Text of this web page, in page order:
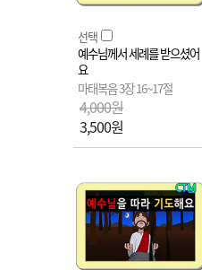
선택
예수님께서 세례를 받으셨어
요
마태복음 3장 16~17절
4,000원
3,500원